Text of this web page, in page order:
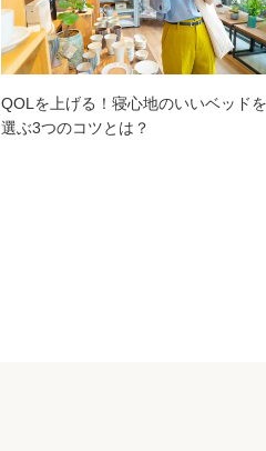
QOLを上げる！寝心地のいいベッドを
選ぶ3つのコツとは？